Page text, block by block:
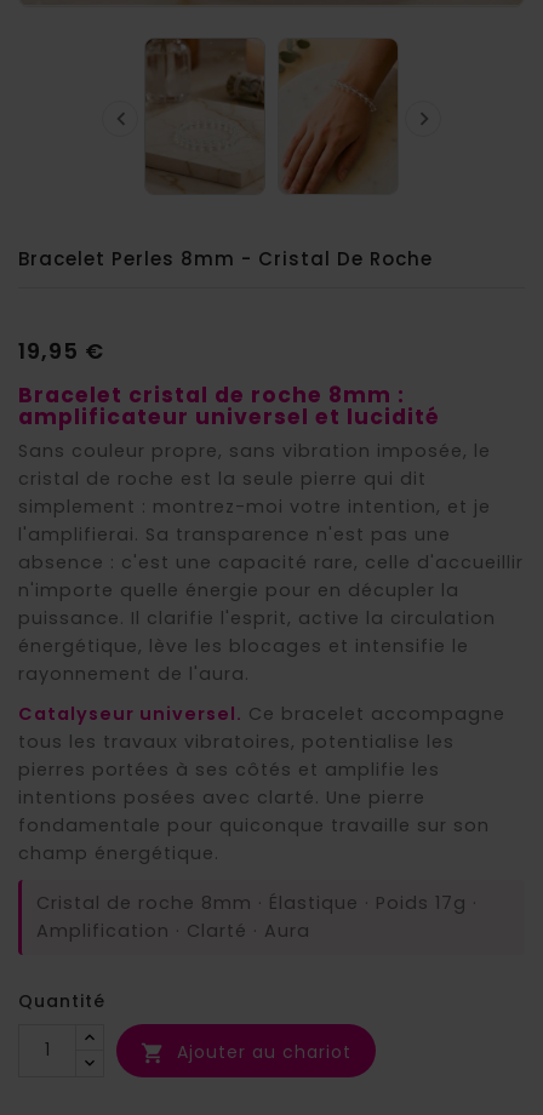
 
Bracelet Perles 8mm - Cristal De Roche
19,95 €
Bracelet cristal de roche 8mm :
amplificateur universel et lucidité
Sans couleur propre, sans vibration imposée, le
cristal de roche est la seule pierre qui dit
simplement : montrez-moi votre intention, et je
l'amplifierai. Sa transparence n'est pas une
absence : c'est une capacité rare, celle d'accueillir
n'importe quelle énergie pour en décupler la
puissance. Il clarifie l'esprit, active la circulation
énergétique, lève les blocages et intensifie le
rayonnement de l'aura.
Catalyseur universel. Ce bracelet accompagne
tous les travaux vibratoires, potentialise les
pierres portées à ses côtés et amplifie les
intentions posées avec clarté. Une pierre
fondamentale pour quiconque travaille sur son
champ énergétique.
Cristal de roche 8mm · Élastique · Poids 17g ·
Amplification · Clarté · Aura
Quantité
 Ajouter au chariot